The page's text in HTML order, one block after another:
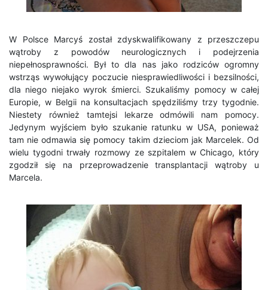
W Polsce Marcyś został zdyskwalifikowany z przeszczepu
wątroby z powodów neurologicznych i podejrzenia
niepełnosprawności. Był to dla nas jako rodziców ogromny
wstrząs wywołujący poczucie niesprawiedliwości i bezsilności,
dla niego niejako wyrok śmierci. Szukaliśmy pomocy w całej
Europie, w Belgii na konsultacjach spędziliśmy trzy tygodnie.
Niestety również tamtejsi lekarze odmówili nam pomocy.
Jedynym wyjściem było szukanie ratunku w USA, ponieważ
tam nie odmawia się pomocy takim dzieciom jak Marcelek. Od
wielu tygodni trwały rozmowy ze szpitalem w Chicago, który
zgodził się na przeprowadzenie transplantacji wątroby u
Marcela.